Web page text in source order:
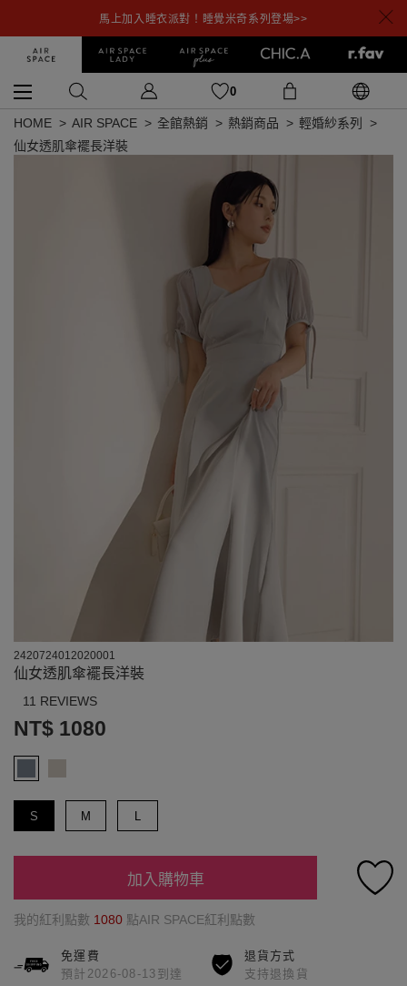
馬上加入睡衣派對！睡覺米奇系列登場>>
0
HOME AIR SPACE 全館熱銷 熱銷商品
輕婚紗系列
仙女透肌傘襬長洋裝
2420724012020001
仙女透肌傘襬長洋裝
11 REVIEWS
NT$ 1080
S M L
加入購物車
我的紅利點數 1080 點AIR SPACE紅利點數
免運費
預計2026-08-13到達
退貨方式
支持退換貨